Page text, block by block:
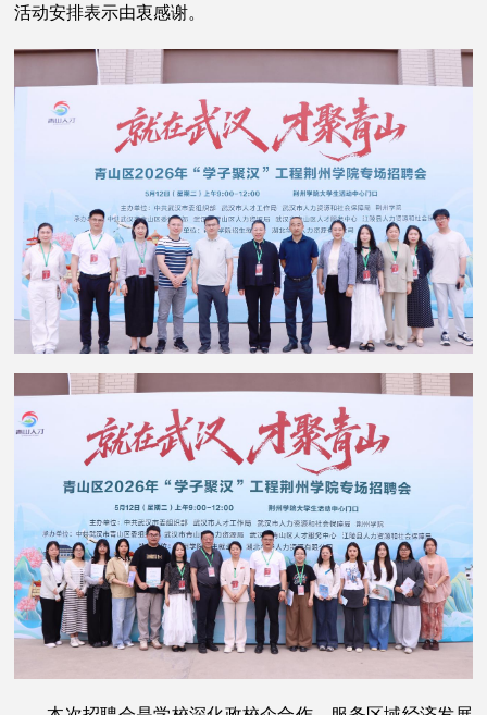
活动安排表示由衷感谢。